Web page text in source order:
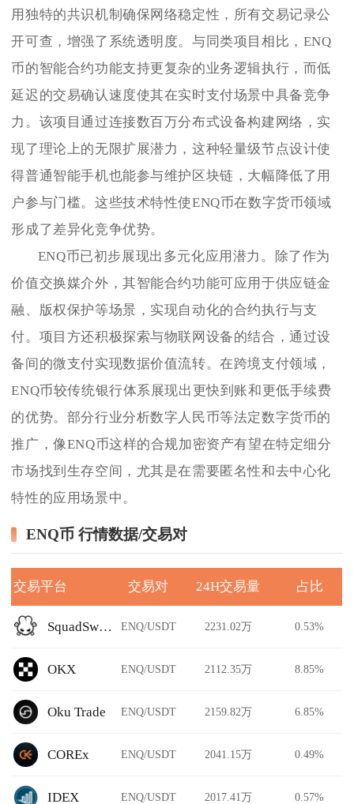
用独特的共识机制确保网络稳定性，所有交易记录公
开可查，增强了系统透明度。与同类项目相比，ENQ
币的智能合约功能支持更复杂的业务逻辑执行，而低
延迟的交易确认速度使其在实时支付场景中具备竞争
力。该项目通过连接数百万分布式设备构建网络，实
现了理论上的无限扩展潜力，这种轻量级节点设计使
得普通智能手机也能参与维护区块链，大幅降低了用
户参与门槛。这些技术特性使ENQ币在数字货币领域
形成了差异化竞争优势。
ENQ币已初步展现出多元化应用潜力。除了作为
价值交换媒介外，其智能合约功能可应用于供应链金
融、版权保护等场景，实现自动化的合约执行与支
付。项目方还积极探索与物联网设备的结合，通过设
备间的微支付实现数据价值流转。在跨境支付领域，
ENQ币较传统银行体系展现出更快到账和更低手续费
的优势。部分行业分析数字人民币等法定数字货币的
推广，像ENQ币这样的合规加密资产有望在特定细分
市场找到生存空间，尤其是在需要匿名性和去中心化
特性的应用场景中。
ENQ币 行情数据/交易对
交易平台 交易对 24H交易量 占比
SquadSwap Dynamo ENQ/USDT 2231.02万 0.53%
OKX ENQ/USDT 2112.35万 8.85%
Oku Trade ENQ/USDT 2159.82万 6.85%
COREx ENQ/USDT 2041.15万 0.49%
IDEX ENQ/USDT 2017.41万 0.57%